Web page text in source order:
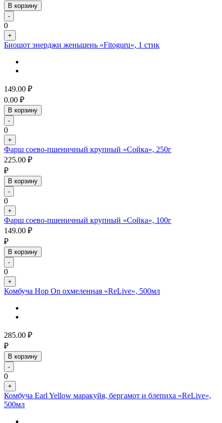
В корзину
-
0
+
Биошот энерджи женьшень «Fitoguru», 1 стик
149.00 ₽
0.00 ₽
В корзину
-
0
+
Фарш соево-пшеничный крупный «Сойка», 250г
225.00 ₽
₽
В корзину
-
0
+
Фарш соево-пшеничный крупный «Сойка», 100г
149.00 ₽
₽
В корзину
-
0
+
Комбуча Hop On охмеленная «ReLive», 500мл
285.00 ₽
₽
В корзину
-
0
+
Комбуча Earl Yellow маракуйя, бергамот и блепиха «ReLive»,
500мл